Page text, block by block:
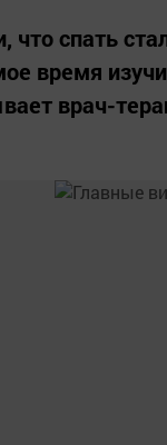
что спать
время
врач-